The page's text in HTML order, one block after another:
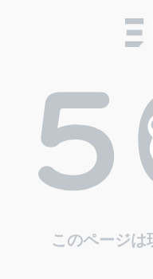
このページ